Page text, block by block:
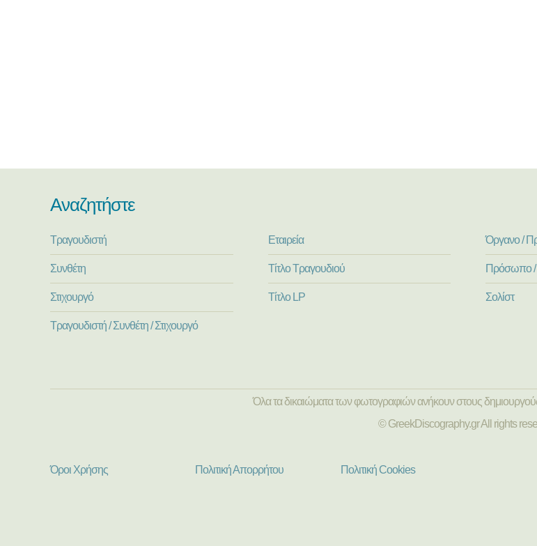
Αναζητήστε
Τραγουδιστή
Συνθέτη
Στιχουργό
Τραγουδιστή / Συνθέτη / Στιχουργό
Εταιρεία
Τίτλο Τραγουδιού
Τίτλο LP
Όργανο /
Πρόσωπο /
Σολίστ
Όλα τα δικαιώματα των φωτογραφιών ανήκουν στους
© GreekDiscography.gr All rights
Όροι Χρήσης Πολιτική Απορρήτου Πολιτική Cookies